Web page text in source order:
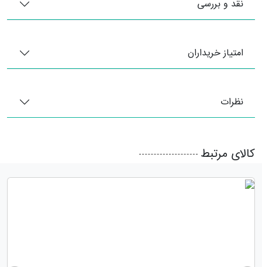
نقد و بررسی
امتیاز خریداران
نظرات
کالای مرتبط